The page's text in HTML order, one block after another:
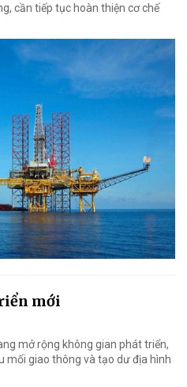
cần tiếp tục hoàn thiện cơ chế
mới
mở rộng không gian phát triển,
mối giao thông và tạo dư địa hình